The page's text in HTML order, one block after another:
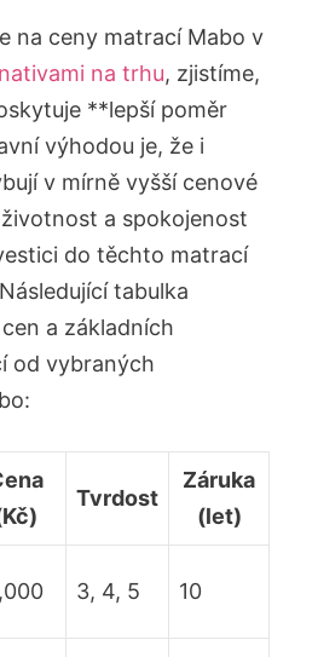
na ceny matrací Mabo v
na trhu, zjistíme,
**lepší poměr
výhodou je, že i
v mírně vyšší cenové
a spokojenost
do těchto matrací
tabulka
a základních
od vybraných
Tvrdost
Záruka
(let)
3, 4, 5 10